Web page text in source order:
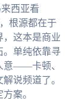
西亚看
根源都在于
，这本是商业
。单纯依靠寻
意——卡顿、
说频道了。
案。